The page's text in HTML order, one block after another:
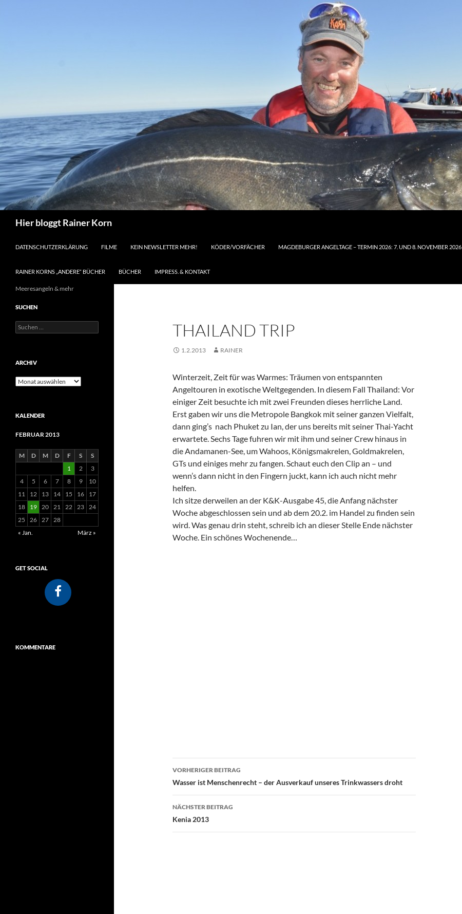
Hier bloggt Rainer Korn
DATENSCHUTZERKLÄRUNG FILME KEIN NEWSLETTER MEHR! KÖDER/VORFÄCHER MAGDEBURGER ANGELTAGE – TERMIN 2026: 7. UND 8. NOVEMBER 2026
RAINER KORNS „ANDERE“ BÜCHER BÜCHER IMPRESS. & KONTAKT
THAILAND TRIP
1.2.2013 RAINER
Winterzeit, Zeit für was Warmes: Träumen von entspannten
Angeltouren in exotische Weltgegenden. In diesem Fall Thailand: Vor
einiger Zeit besuchte ich mit zwei Freunden dieses herrliche Land.
Erst gaben wir uns die Metropole Bangkok mit seiner ganzen Vielfalt,
dann ging’s nach Phuket zu Ian, der uns bereits mit seiner Thai-Yacht
erwartete. Sechs Tage fuhren wir mit ihm und seiner Crew hinaus in
die Andamanen-See, um Wahoos, Königsmakrelen, Goldmakrelen,
GTs und einiges mehr zu fangen. Schaut euch den Clip an – und
wenn’s dann nicht in den Fingern juckt, kann ich auch nicht mehr
helfen.
Ich sitze derweilen an der K&K-Ausgabe 45, die Anfang nächster
Woche abgeschlossen sein und ab dem 20.2. im Handel zu finden sein
wird. Was genau drin steht, schreib ich an dieser Stelle Ende nächster
Woche. Ein schönes Wochenende…
Beitragsnavigation
VORHERIGER BEITRAG
Wasser ist Menschenrecht – der Ausverkauf unseres Trinkwassers droht
NÄCHSTER BEITRAG
Kenia 2013
Meeresangeln & mehr
SUCHEN
Suchen
nach:
ARCHIV
Archiv
KALENDER
FEBRUAR 2013
M D M D F S
S
1
2
3
4
5 6 7 8 9
10
11
12 13 14 15 16
17
18
19 20 21 22 23 24
25
26 27 28
« Jan.
März »
GET SOCIAL
KOMMENTARE